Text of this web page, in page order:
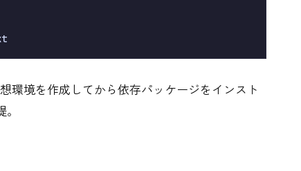
環境を作成してから依存パッケージをインスト